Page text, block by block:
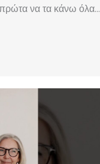
πρώτα να τα κάνω όλα…